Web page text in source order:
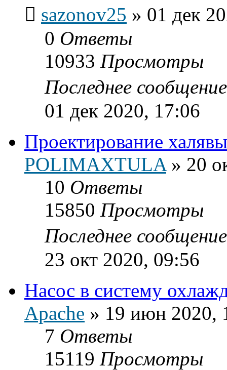
sazonov25 » 01 дек
0 Ответы
10933 Просмотры
Последнее
01 дек 2020, 17:06
Проектирование
POLIMAXTULA» 20
10 Ответы
15850 Просмотры
Последнее
23 окт 2020, 09:56
Насос в систему
Apache » 19 июн 2020,
7 Ответы
15119 Просмотры